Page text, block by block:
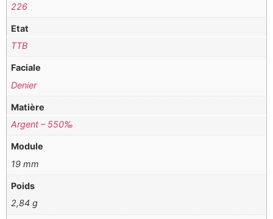
226
Etat
TTB
Faciale
Denier
Matière
Argent – 550‰
Module
19 mm
Poids
2,84 g